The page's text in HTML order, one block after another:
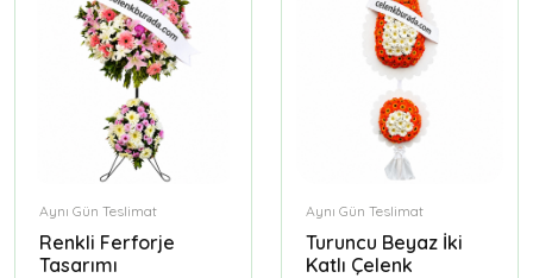
Aynı Gün Teslimat
Renkli Ferforje
Tasarımı
Aynı Gün Teslimat
Turuncu Beyaz İki
Katlı Çelenk